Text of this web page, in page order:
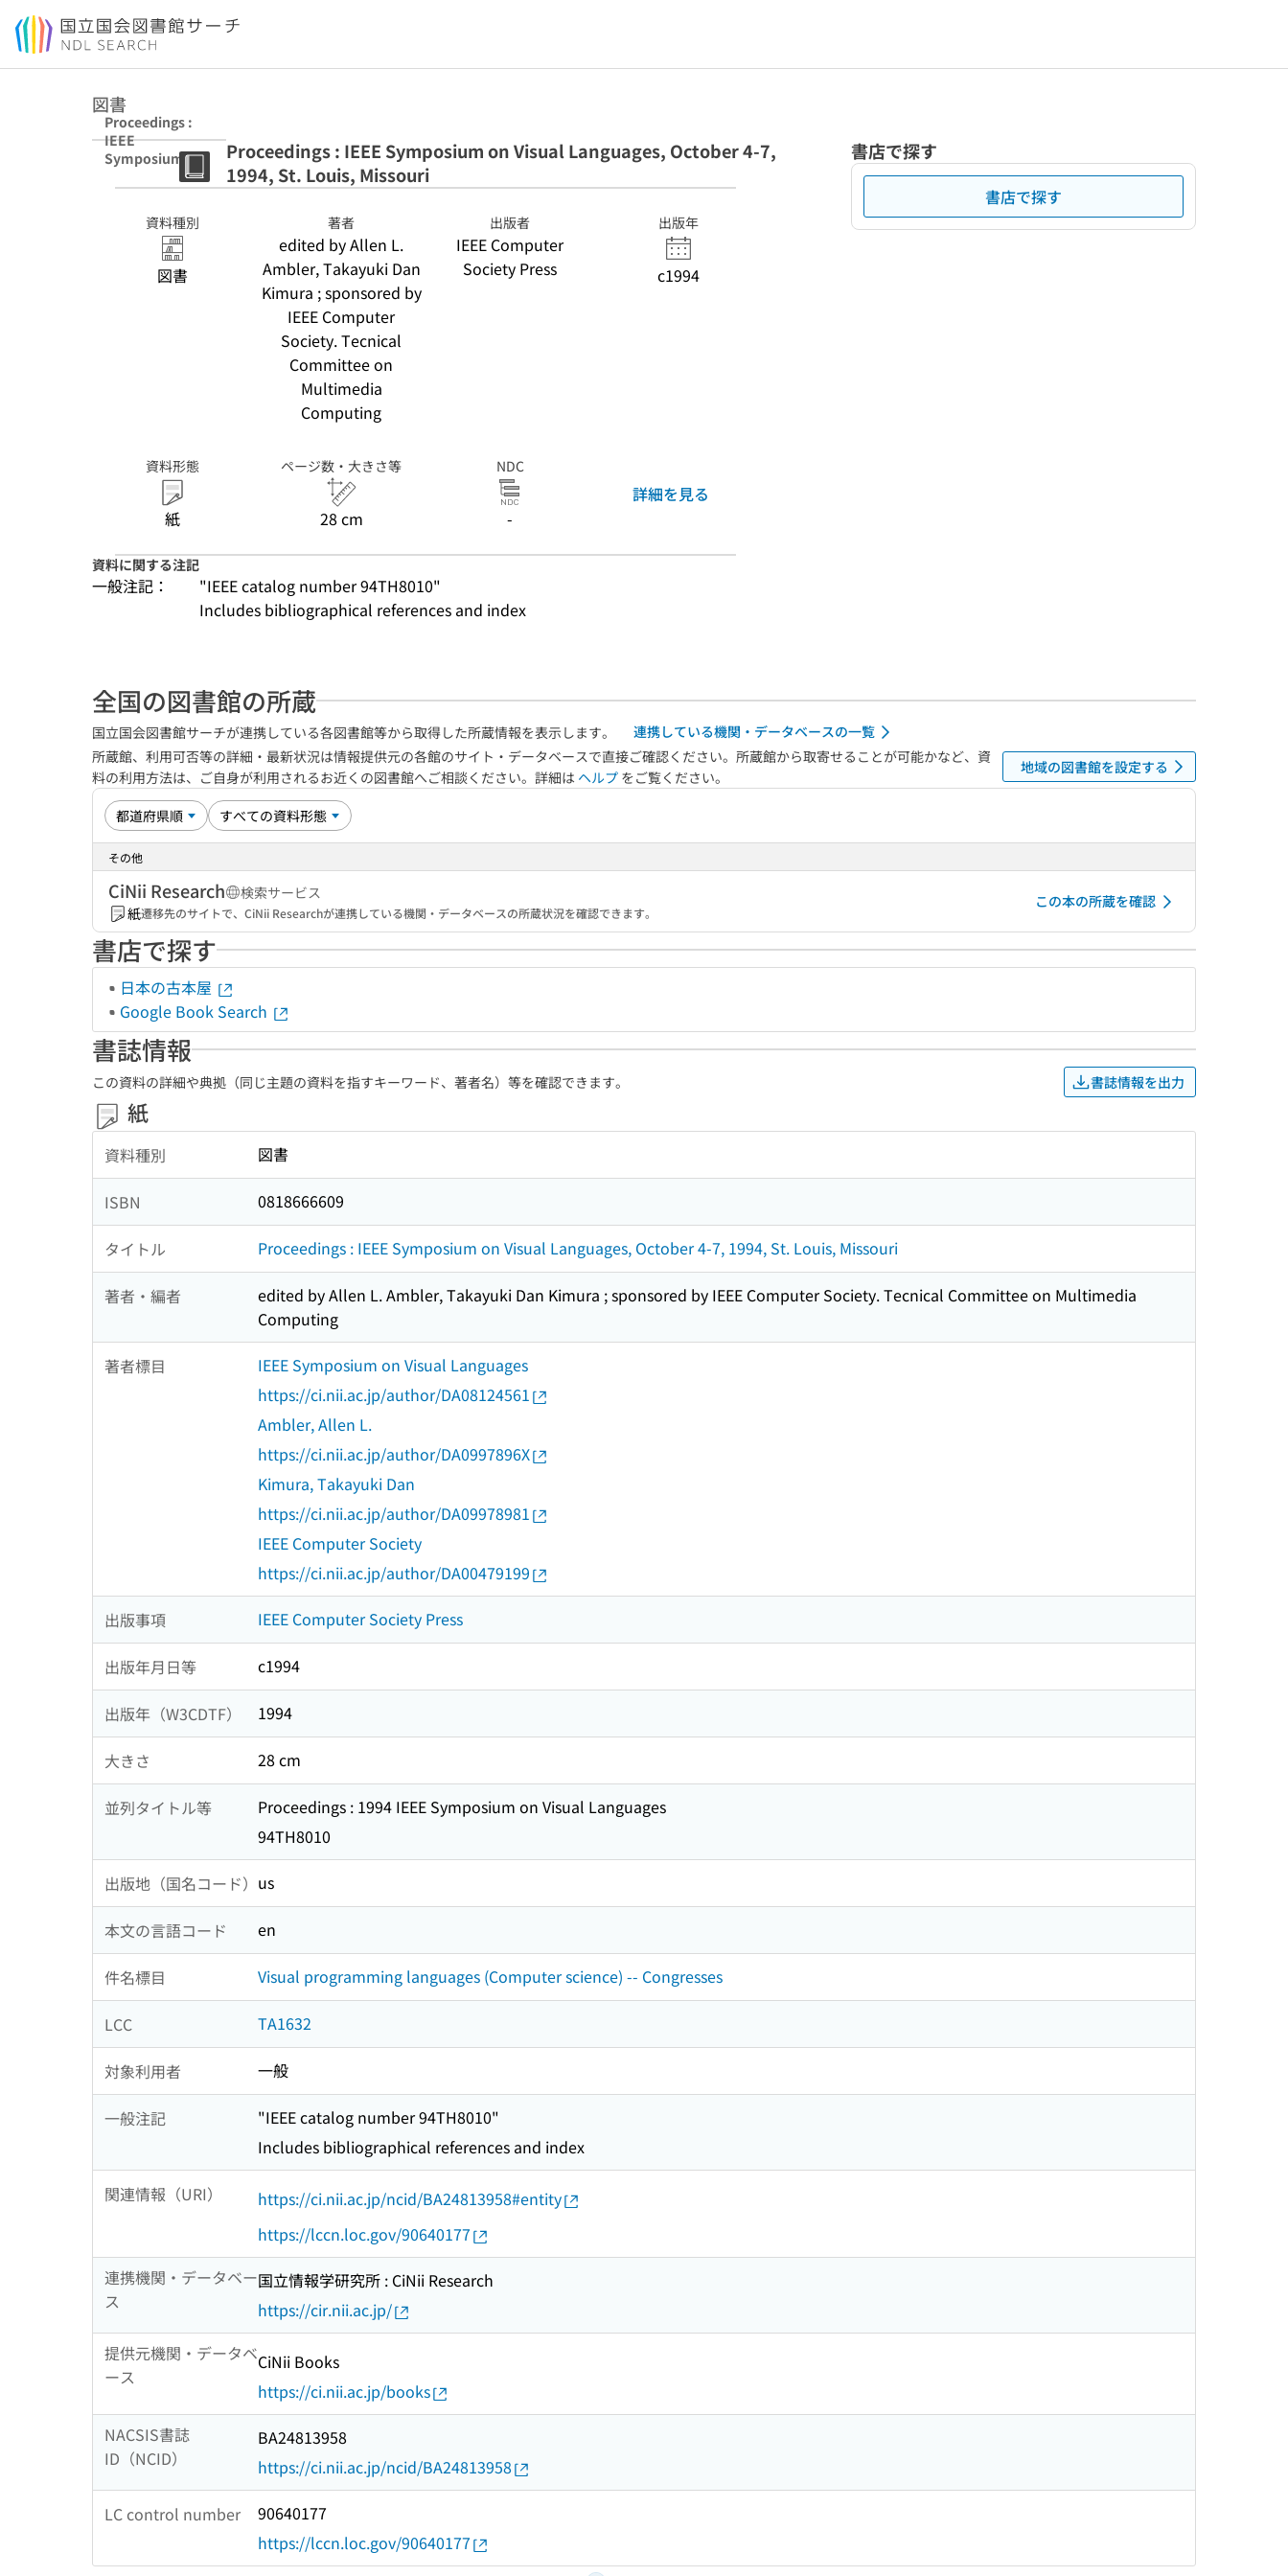
本文へ移動
図書
Proceedings :
IEEE
Symposium on
Languages,
October 4-7,
1994, St. Louis,
Proceedings : IEEE Symposium on Visual Languages, October 4-7,
1994, St. Louis, Missouri
資料種別
図書
著者
edited by Allen L.
Ambler, Takayuki Dan
Kimura ; sponsored by
IEEE Computer
Society. Tecnical
Committee on
Multimedia
Computing
出版者
IEEE Computer
Society Press
出版年
c1994
資料形態
紙
ページ数・大きさ等
28 cm
NDC
-
詳細を見る
資料に関する注記
一般注記：
"IEEE catalog number 94TH8010"
Includes bibliographical references and index
書店で探す
書店で探す
全国の図書館の所蔵
国立国会図書館サーチが連携している各図書館等から取得した所蔵情報を表示します。
連携している機関・データベースの一覧
所蔵館、利用可否等の詳細・最新状況は情報提供元の各館のサイト・データベースで直接ご確認ください。所蔵館から取寄せることが可能かなど、資
料の利用方法は、ご自身が利用されるお近くの図書館へご相談ください。詳細は ヘルプ をご覧ください。
地域の図書館を設定する
その他
CiNii Research
検索サービス
紙遷移先のサイトで、CiNii Researchが連携している機関・データベースの所蔵状況を確認できます。
この本の所蔵を確認
書店で探す
日本の古本屋
Google Book Search
書誌情報
この資料の詳細や典拠（同じ主題の資料を指すキーワード、著者名）等を確認できます。 書誌情報を出力
紙
資料種別 図書
ISBN 0818666609
タイトル Proceedings : IEEE Symposium on Visual Languages, October 4-7, 1994, St. Louis, Missouri
著者・編者
edited by Allen L. Ambler, Takayuki Dan Kimura ; sponsored by IEEE Computer Society. Tecnical Committee on Multimedia
Computing
著者標目
IEEE Symposium on Visual Languages
https://ci.nii.ac.jp/author/DA08124561
Ambler, Allen L.
https://ci.nii.ac.jp/author/DA0997896X
Kimura, Takayuki Dan
https://ci.nii.ac.jp/author/DA09978981
IEEE Computer Society
https://ci.nii.ac.jp/author/DA00479199
出版事項 IEEE Computer Society Press
出版年月日等 c1994
出版年（W3CDTF） 1994
大きさ 28 cm
並列タイトル等
Proceedings : 1994 IEEE Symposium on Visual Languages
94TH8010
出版地（国名コード） us
本文の言語コード en
件名標目 Visual programming languages (Computer science) -- Congresses
LCC TA1632
対象利用者 一般
一般注記
"IEEE catalog number 94TH8010"
Includes bibliographical references and index
関連情報（URI）
https://ci.nii.ac.jp/ncid/BA24813958#entity
https://lccn.loc.gov/90640177
連携機関・データベー
ス
国立情報学研究所 : CiNii Research
https://cir.nii.ac.jp/
提供元機関・データベ
ース
CiNii Books
https://ci.nii.ac.jp/books
NACSIS書誌
ID（NCID）
BA24813958
https://ci.nii.ac.jp/ncid/BA24813958
LC control number
90640177
https://lccn.loc.gov/90640177